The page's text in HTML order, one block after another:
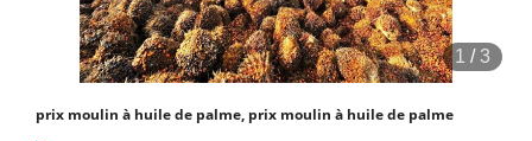
1 /3
prix moulin à huile de palme, prix moulin à huile de palme